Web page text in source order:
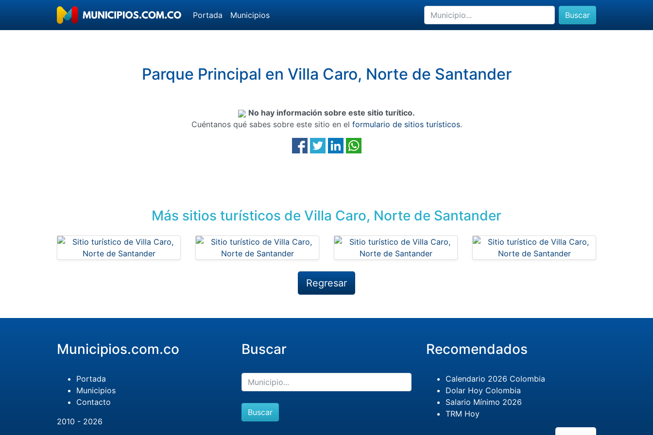
Portada Municipios Buscar
Parque Principal en Villa Caro, Norte de Santander
No hay información sobre este sitio turítico.
Cuéntanos qué sabes sobre este sitio en el formulario de sitios turísticos.
Más sitios turísticos de Villa Caro, Norte de Santander
Regresar
Municipios.com.co
Portada
Municipios
Contacto
2010 - 2026
Buscar
Buscar
Recomendados
Calendario 2026 Colombia
Dolar Hoy Colombia
Salario Mínimo 2026
TRM Hoy